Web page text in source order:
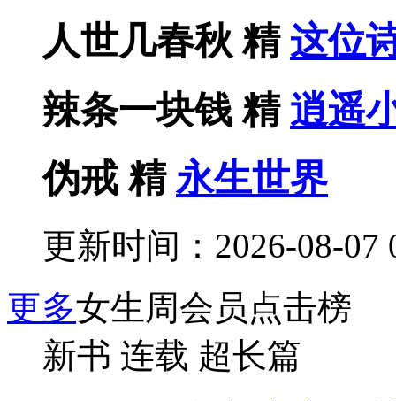
人世几春秋精 这位
辣条一块钱精 逍遥
伪戒精 永生世界
更新时间：2026-08-07
更多女生周会员点击榜
新书 连载 超长篇